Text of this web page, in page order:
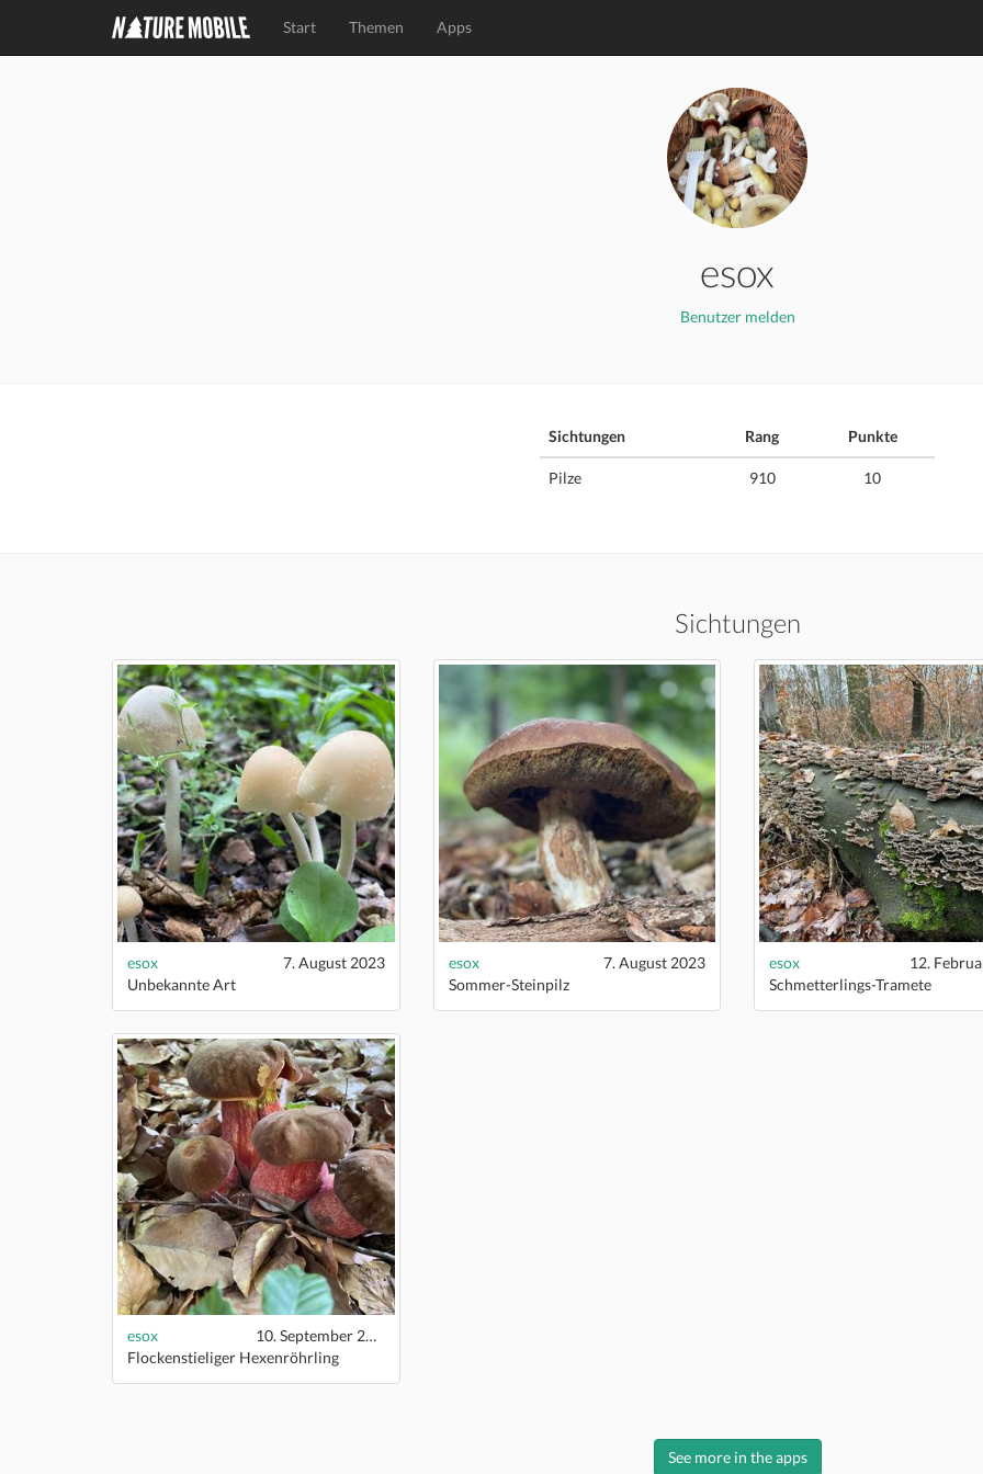
Start Themen Apps
esox
Benutzer melden
Sichtungen Rang Punkte
Pilze 910 10
Sichtungen
esox
7. August 2023
Unbekannte Art
esox
7. August 2023
Sommer-Steinpilz
esox
12.
Schmetterlings-Tramete
esox
10. September 2021
Flockenstieliger Hexenröhrling
See more in the apps